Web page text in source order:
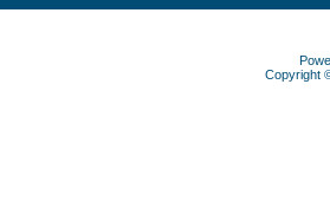
Copyright